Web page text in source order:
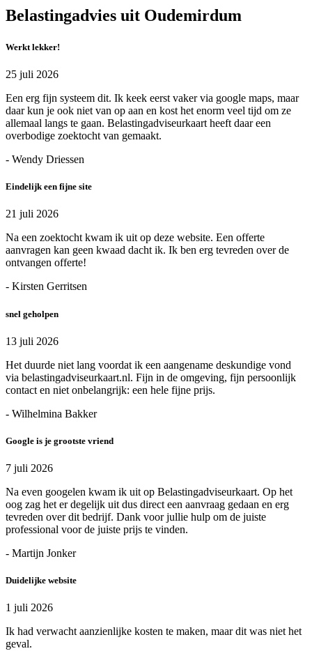
Belastingadvies uit Oudemirdum
Werkt lekker!
25 juli 2026
Een erg fijn systeem dit. Ik keek eerst vaker via google maps, maar
daar kun je ook niet van op aan en kost het enorm veel tijd om ze
allemaal langs te gaan. Belastingadviseurkaart heeft daar een
overbodige zoektocht van gemaakt.
- Wendy Driessen
Eindelijk een fijne site
21 juli 2026
Na een zoektocht kwam ik uit op deze website. Een offerte
aanvragen kan geen kwaad dacht ik. Ik ben erg tevreden over de
ontvangen offerte!
- Kirsten Gerritsen
snel geholpen
13 juli 2026
Het duurde niet lang voordat ik een aangename deskundige vond
via belastingadviseurkaart.nl. Fijn in de omgeving, fijn persoonlijk
contact en niet onbelangrijk: een hele fijne prijs.
- Wilhelmina Bakker
Google is je grootste vriend
7 juli 2026
Na even googelen kwam ik uit op Belastingadviseurkaart. Op het
oog zag het er degelijk uit dus direct een aanvraag gedaan en erg
tevreden over dit bedrijf. Dank voor jullie hulp om de juiste
professional voor de juiste prijs te vinden.
- Martijn Jonker
Duidelijke website
1 juli 2026
Ik had verwacht aanzienlijke kosten te maken, maar dit was niet het
geval.